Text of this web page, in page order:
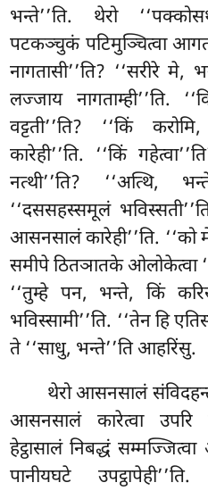
भन्ते’’ति. थेरो
पटकञ्चुकं पटिमुञ्चित्वा आगतं
नागतासी’’ति? ‘‘सरीरे मे,
लज्जाय
वट्टती’’ति? ‘‘किं
कारेही’’ति. ‘‘किं
नत्थी’’ति? ‘‘अत्थि,
‘‘दससहस्समूलं
आसनसालं कारेही’’ति. ‘‘को
समीपे ठितञातके ओलोकेत्वा
‘‘तुम्हे पन, भन्ते, किं
भविस्सामी’’ति. ‘‘तेन हि
ते ‘‘साधु, भन्ते’’ति आहरिंसु.
थेरो आसनसालं
आसनसालं कारेत्वा उपरि
हेट्ठासालं निबद्धं
पानीयघटे